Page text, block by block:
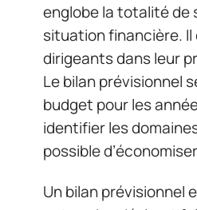
englobe la totalité de
situation financière. Il
dirigeants dans leur
Le bilan prévisionnel
budget pour les
identifier les
possible
Un bilan prévisionnel